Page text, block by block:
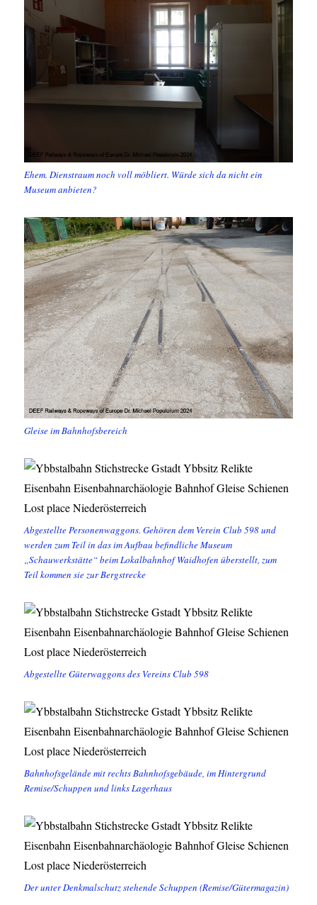
Ehem. Dienstraum noch voll möbliert. Würde sich da nicht ein
Museum anbieten?
Gleise im Bahnhofsbereich
Abgestellte Personenwaggons. Gehören dem Verein Club 598 und
werden zum Teil in das im Aufbau befindliche Museum
„Schauwerkstätte“ beim Lokalbahnhof Waidhofen überstellt, zum
Teil kommen sie zur Bergstrecke
Abgestellte Güterwaggons des Vereins Club 598
Bahnhofsgelände mit rechts Bahnhofsgebäude, im Hintergrund
Remise/Schuppen und links Lagerhaus
Der unter Denkmalschutz stehende Schuppen (Remise/Gütermagazin)